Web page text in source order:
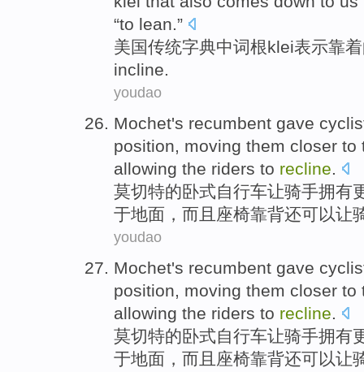
“to lean.”
美国传统字典中词根klei表示靠
incline.
youdao
Mochet's recumbent gave
position, moving them closer to
allowing the riders to recline.
莫切特的卧式自行车让骑手拥有
于地面 ，而且 座椅靠背还可以让
youdao
Mochet's recumbent gave
position, moving them closer to
allowing the riders to recline.
莫切特的卧式自行车让骑手拥有
于地面 ，而且 座椅靠背还可以让